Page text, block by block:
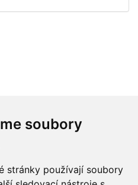
soubory
stránky používají soubory